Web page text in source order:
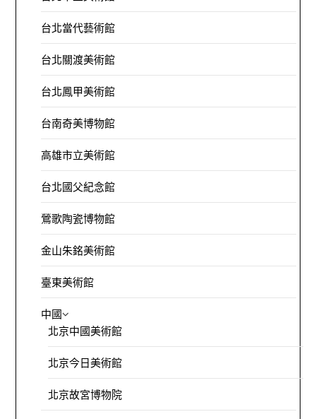
台北當代藝術館
台北關渡美術館
台北鳳甲美術館
台南奇美博物館
高雄市立美術館
台北國父紀念館
鶯歌陶瓷博物館
金山朱銘美術館
臺東美術館
中國
北京中國美術館
北京今日美術館
北京故宮博物院